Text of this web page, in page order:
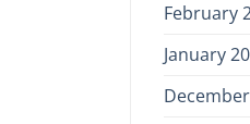
February
January